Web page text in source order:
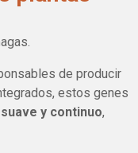
de producir
estos genes
y continuo,